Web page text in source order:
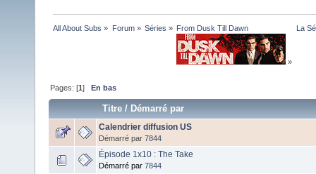
All About Subs » Forum» Séries » From Dusk Till Dawn
»
La
Pages: [1]En bas
Titre /Démarré par
Calendrier diffusion US
Démarré par 7844
Épisode 1x10 : The Take
Démarré par 7844